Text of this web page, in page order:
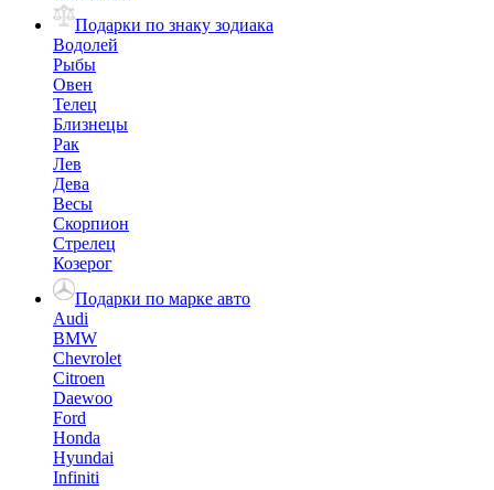
Подарки по знаку зодиака
Водолей
Рыбы
Овен
Телец
Близнецы
Рак
Лев
Дева
Весы
Скорпион
Стрелец
Козерог
Подарки по марке авто
Audi
BMW
Chevrolet
Citroen
Daewoo
Ford
Honda
Hyundai
Infiniti